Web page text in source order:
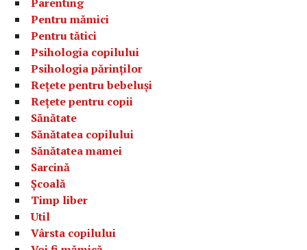
Pentru mămici
Pentru tătici
Psihologia copilului
Psihologia părinților
Rețete pentru bebeluși
Rețete pentru copii
Sănătate
Sănătatea copilului
Sănătatea mamei
Sarcină
Școală
Timp liber
Util
Vârsta copilului